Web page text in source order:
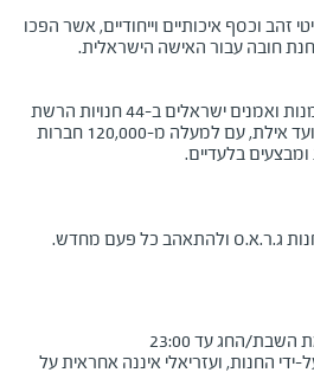
זהב וכסף איכותיים וייחודיים, אשר הפכו
חובה עבור האישה הישראלית.
מאז ועד היום אנחנו מקדמים אמנות ואמנים ישראלים ב-44 חנויות הרשת
היפהפיות מראש פינה הצפונית ועד אילת, עם למעלה מ-120,000 חברות
בלעדיים.
ג.ר.א.ס ולהתאהב כל פעם מחדש.
החג עד 23:00
החנות, ועזריאלי איננה אחראית על